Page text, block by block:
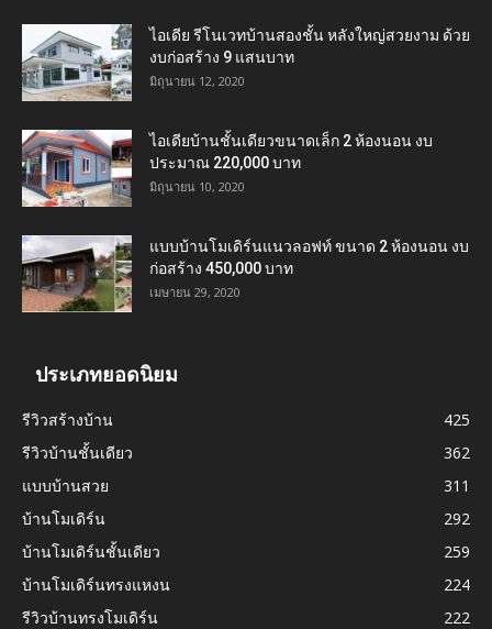
ไอเดีย รีโนเวทบ้านสองชั้น หลังใหญ่สวยงาม ด้วย
งบก่อสร้าง 9 แสนบาท
มิถุนายน 12, 2020
ไอเดียบ้านชั้นเดียวขนาดเล็ก 2 ห้องนอน งบ
ประมาณ 220,000 บาท
มิถุนายน 10, 2020
แบบบ้านโมเดิร์นแนวลอฟท์ ขนาด 2 ห้องนอน งบ
ก่อสร้าง 450,000 บาท
เมษายน 29, 2020
ประเภทยอดนิยม
รีวิวสร้างบ้าน
425
รีวิวบ้านชั้นเดียว
362
แบบบ้านสวย
311
บ้านโมเดิร์น
292
บ้านโมเดิร์นชั้นเดียว
259
บ้านโมเดิร์นทรงแหงน
224
รีวิวบ้านทรงโมเดิร์น
222